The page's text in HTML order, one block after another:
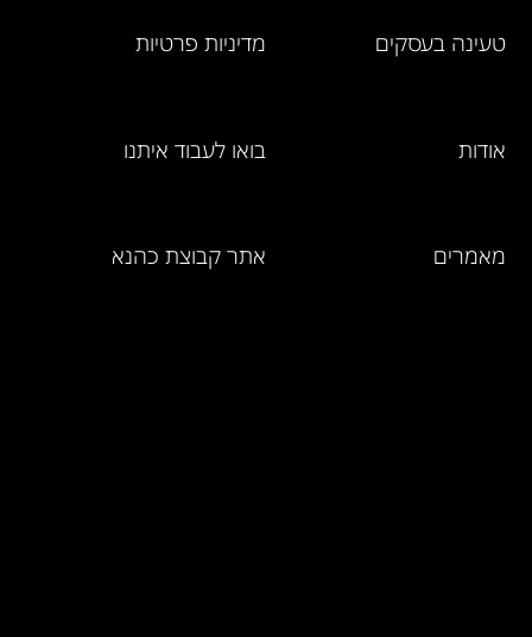
טעינה בעסקים
אודות
מאמרים
מדיניות פרטיות
בואו לעבוד איתנו
אתר קבוצת כהנא